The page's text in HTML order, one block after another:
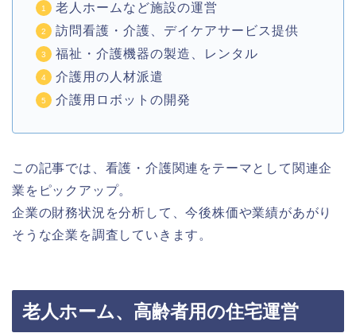
老人ホームなど施設の運営
訪問看護・介護、デイケアサービス提供
福祉・介護機器の製造、レンタル
介護用の人材派遣
介護用ロボットの開発
この記事では、看護・介護関連をテーマとして関連企
業をピックアップ。
企業の財務状況を分析して、今後株価や業績があがり
そうな企業を調査していきます。
老人ホーム、高齢者用の住宅運営